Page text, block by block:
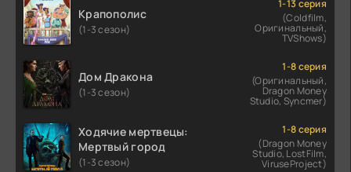
Крапополис
(1-3 сезон)
1-13 серия
(Coldfilm,
Оригинальный,
TVShows)
Дом Дракона
(1-3 сезон)
1-8 серия
(Оригинальный,
Dragon Money
Studio, Syncmer)
Ходячие мертвецы:
Мертвый город
(1-3 сезон)
1-8 серия
(Dragon Money
Studio, LostFilm,
ViruseProject)